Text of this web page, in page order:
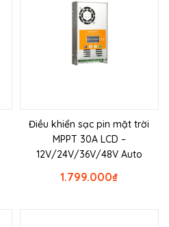
Điều khiển sạc pin mặt trời
MPPT 30A LCD –
12V/24V/36V/48V Auto
₫
1.799.000